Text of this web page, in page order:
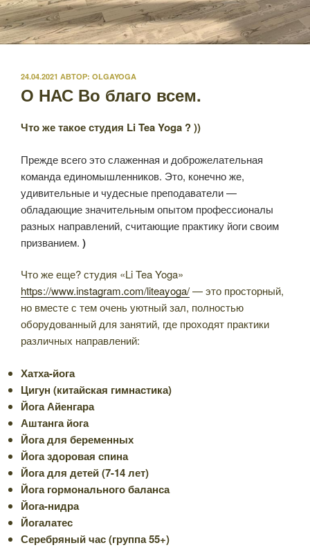
ОПУБЛИКОВАНО
24.04.2021 АВТОР: OLGAYOGA
О НАС Во благо всем.
Что же такое студия Li Tea Yoga ? ))
Прежде всего это слаженная и доброжелательная
команда единомышленников. Это, конечно же,
удивительные и чудесные преподаватели —
обладающие значительным опытом профессионалы
разных направлений, считающие практику йоги своим
призванием. )
Что же еще? студия «Li Tea Yoga»
https://www.instagram.com/liteayoga/— это просторный,
но вместе с тем очень уютный зал, полностью
оборудованный для занятий, где проходят практики
различных направлений:
Хатха-йога
Цигун (китайская гимнастика)
Йога Айенгара
Аштанга йога
Йога для беременных
Йога здоровая спина
Йога для детей (7-14 лет)
Йога гормонального баланса
Йога-нидра
Йогалатес
Серебряный час (группа 55+)